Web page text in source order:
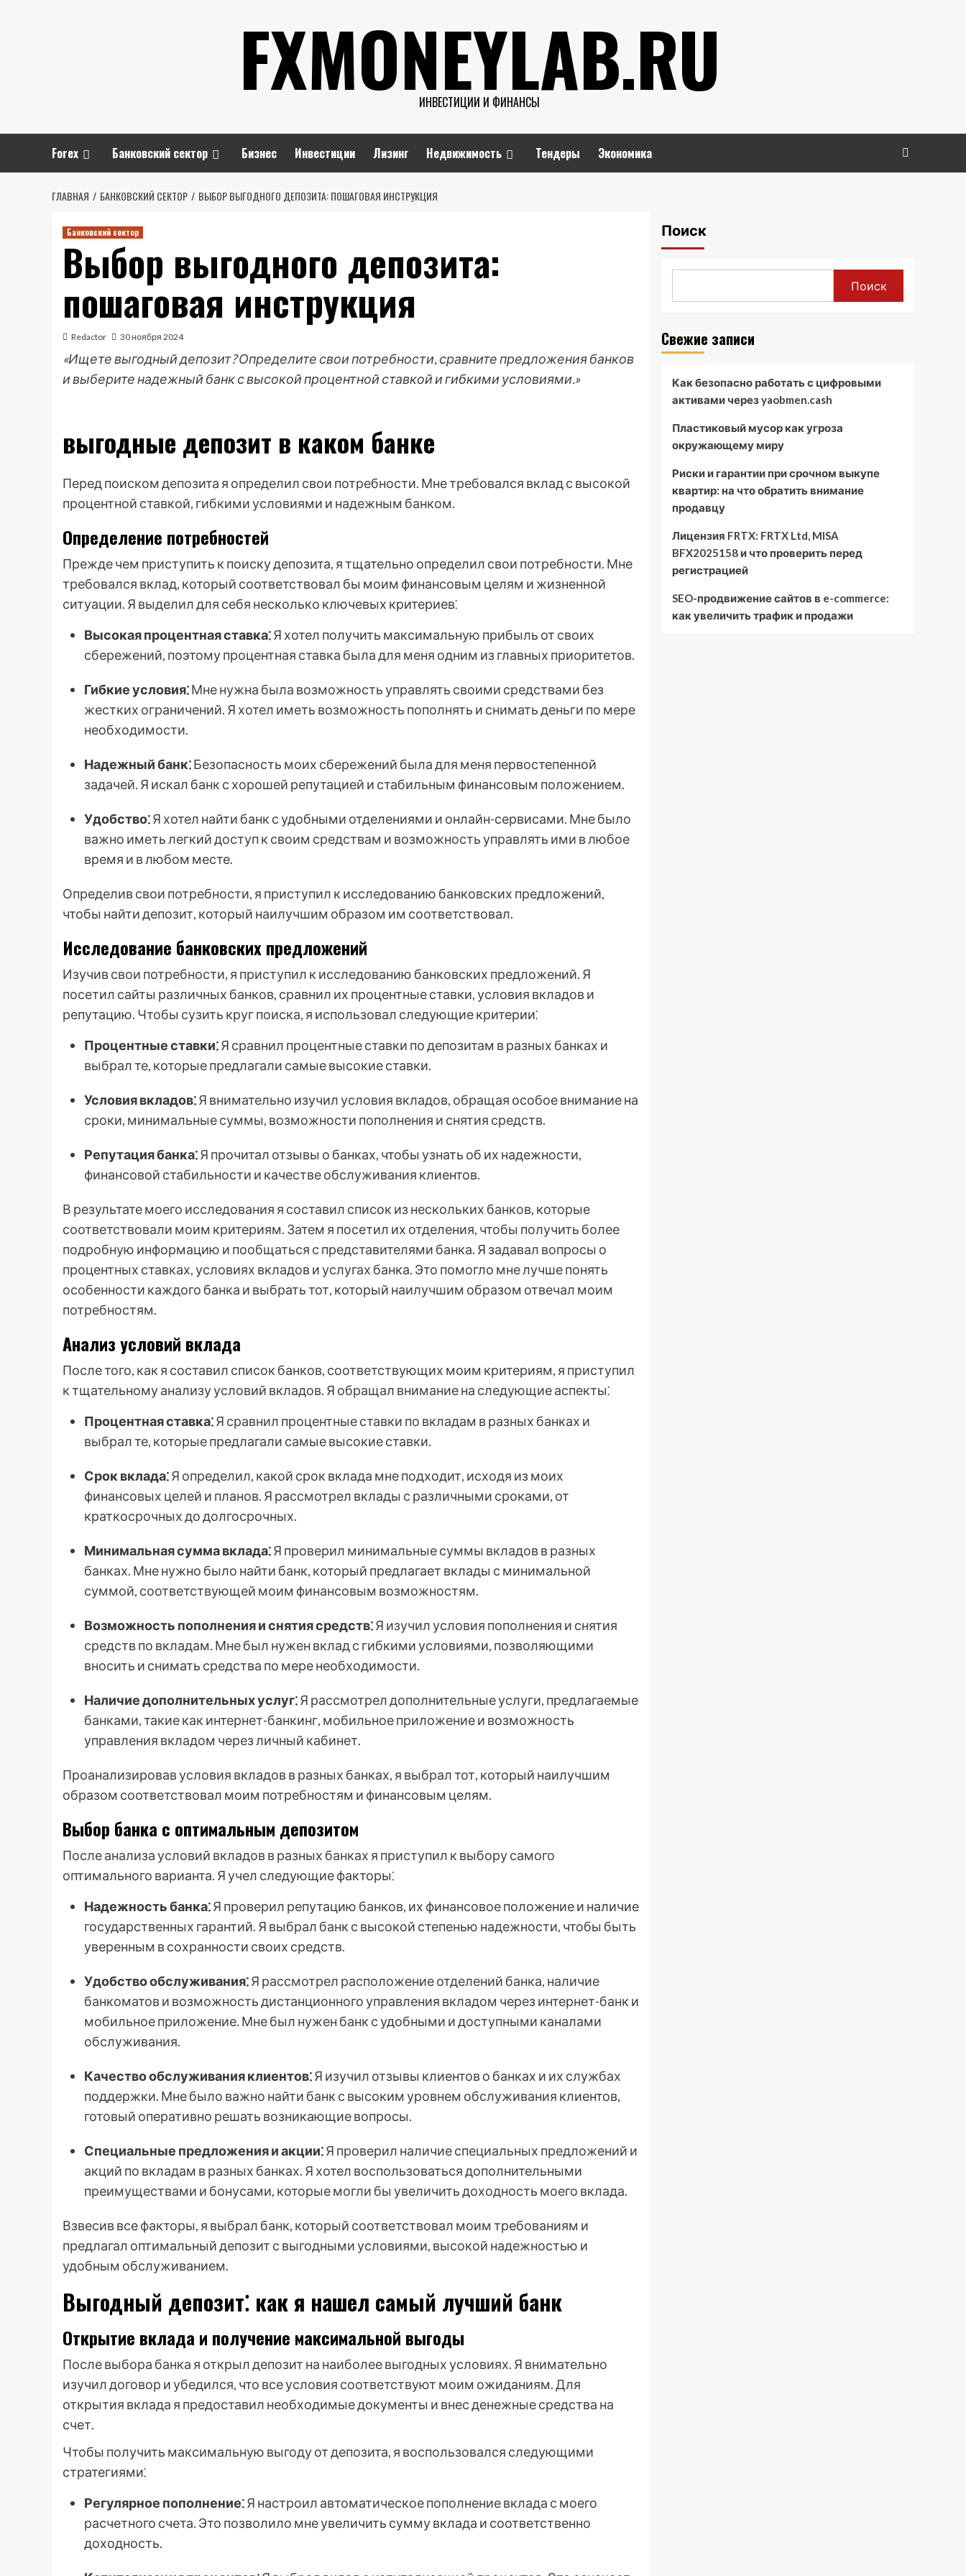
FXMONEYLAB.RU
ИНВЕСТИЦИИ И ФИНАНСЫ
Forex Банковский сектор Бизнес Инвестиции Лизинг Недвижимость Тендеры Экономика
ГЛАВНАЯ БАНКОВСКИЙ СЕКТОР ВЫБОР ВЫГОДНОГО ДЕПОЗИТА: ПОШАГОВАЯ ИНСТРУКЦИЯ
Банковский сектор
Выбор выгодного депозита:
пошаговая инструкция
Redactor 30 ноября 2024
«Ищете выгодный депозит? Определите свои потребности, сравните предложения банков
и выберите надежный банк с высокой процентной ставкой и гибкими условиями.»
выгодные депозит в каком банке
Перед поиском депозита я определил свои потребности. Мне требовался вклад с высокой
процентной ставкой, гибкими условиями и надежным банком.
Определение потребностей
Прежде чем приступить к поиску депозита, я тщательно определил свои потребности. Мне
требовался вклад, который соответствовал бы моим финансовым целям и жизненной
ситуации. Я выделил для себя несколько ключевых критериев⁚
Высокая процентная ставка⁚Я хотел получить максимальную прибыль от своих
сбережений, поэтому процентная ставка была для меня одним из главных приоритетов.
Гибкие условия⁚Мне нужна была возможность управлять своими средствами без
жестких ограничений. Я хотел иметь возможность пополнять и снимать деньги по мере
необходимости.
Надежный банк⁚Безопасность моих сбережений была для меня первостепенной
задачей. Я искал банк с хорошей репутацией и стабильным финансовым положением.
Удобство⁚Я хотел найти банк с удобными отделениями и онлайн-сервисами. Мне было
важно иметь легкий доступ к своим средствам и возможность управлять ими в любое
время и в любом месте.
Определив свои потребности, я приступил к исследованию банковских предложений,
чтобы найти депозит, который наилучшим образом им соответствовал.
Исследование банковских предложений
Изучив свои потребности, я приступил к исследованию банковских предложений. Я
посетил сайты различных банков, сравнил их процентные ставки, условия вкладов и
репутацию. Чтобы сузить круг поиска, я использовал следующие критерии⁚
Процентные ставки⁚Я сравнил процентные ставки по депозитам в разных банках и
выбрал те, которые предлагали самые высокие ставки.
Условия вкладов⁚Я внимательно изучил условия вкладов, обращая особое внимание на
сроки, минимальные суммы, возможности пополнения и снятия средств.
Репутация банка⁚Я прочитал отзывы о банках, чтобы узнать об их надежности,
финансовой стабильности и качестве обслуживания клиентов.
В результате моего исследования я составил список из нескольких банков, которые
соответствовали моим критериям. Затем я посетил их отделения, чтобы получить более
подробную информацию и пообщаться с представителями банка. Я задавал вопросы о
процентных ставках, условиях вкладов и услугах банка. Это помогло мне лучше понять
особенности каждого банка и выбрать тот, который наилучшим образом отвечал моим
потребностям.
Анализ условий вклада
После того, как я составил список банков, соответствующих моим критериям, я приступил
к тщательному анализу условий вкладов. Я обращал внимание на следующие аспекты⁚
Процентная ставка⁚Я сравнил процентные ставки по вкладам в разных банках и
выбрал те, которые предлагали самые высокие ставки.
Срок вклада⁚Я определил, какой срок вклада мне подходит, исходя из моих
финансовых целей и планов. Я рассмотрел вклады с различными сроками, от
краткосрочных до долгосрочных.
Минимальная сумма вклада⁚Я проверил минимальные суммы вкладов в разных
банках. Мне нужно было найти банк, который предлагает вклады с минимальной
суммой, соответствующей моим финансовым возможностям.
Возможность пополнения и снятия средств⁚Я изучил условия пополнения и снятия
средств по вкладам. Мне был нужен вклад с гибкими условиями, позволяющими
вносить и снимать средства по мере необходимости.
Наличие дополнительных услуг⁚Я рассмотрел дополнительные услуги, предлагаемые
банками, такие как интернет-банкинг, мобильное приложение и возможность
управления вкладом через личный кабинет.
Проанализировав условия вкладов в разных банках, я выбрал тот, который наилучшим
образом соответствовал моим потребностям и финансовым целям.
Выбор банка с оптимальным депозитом
После анализа условий вкладов в разных банках я приступил к выбору самого
оптимального варианта. Я учел следующие факторы⁚
Надежность банка⁚Я проверил репутацию банков, их финансовое положение и наличие
государственных гарантий. Я выбрал банк с высокой степенью надежности, чтобы быть
уверенным в сохранности своих средств.
Удобство обслуживания⁚Я рассмотрел расположение отделений банка, наличие
банкоматов и возможность дистанционного управления вкладом через интернет-банк и
мобильное приложение. Мне был нужен банк с удобными и доступными каналами
обслуживания.
Качество обслуживания клиентов⁚Я изучил отзывы клиентов о банках и их службах
поддержки. Мне было важно найти банк с высоким уровнем обслуживания клиентов,
готовый оперативно решать возникающие вопросы.
Специальные предложения и акции⁚Я проверил наличие специальных предложений и
акций по вкладам в разных банках. Я хотел воспользоваться дополнительными
преимуществами и бонусами, которые могли бы увеличить доходность моего вклада.
Взвесив все факторы, я выбрал банк, который соответствовал моим требованиям и
предлагал оптимальный депозит с выгодными условиями, высокой надежностью и
удобным обслуживанием.
Выгодный депозит⁚ как я нашел самый лучший банк
Открытие вклада и получение максимальной выгоды
После выбора банка я открыл депозит на наиболее выгодных условиях. Я внимательно
изучил договор и убедился, что все условия соответствуют моим ожиданиям. Для
открытия вклада я предоставил необходимые документы и внес денежные средства на
счет.
Чтобы получить максимальную выгоду от депозита, я воспользовался следующими
стратегиями⁚
Регулярное пополнение⁚Я настроил автоматическое пополнение вклада с моего
расчетного счета. Это позволило мне увеличить сумму вклада и соответственно
доходность.
Поиск
Поиск
Свежие записи
Как безопасно работать с цифровыми
активами через yaobmen.cash
Пластиковый мусор как угроза
окружающему миру
Риски и гарантии при срочном выкупе
квартир: на что обратить внимание
продавцу
Лицензия FRTX: FRTX Ltd, MISA
BFX2025158 и что проверить перед
регистрацией
SEO-продвижение сайтов в e-commerce:
как увеличить трафик и продажи